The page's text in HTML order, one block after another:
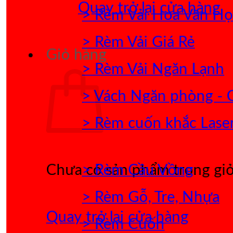
Quay trở lại cửa hàng
Giỏ hàng
Chưa có sản phẩm trong
Quay trở lại cửa hàng
> Rèm Vải Hoa Văn
> Rèm Vải Giá Rẻ
> Rèm Vải Ngăn Lạnh
> Vách Ngăn phòng -
> Rèm cuốn khắc
> Rèm Cầu Vồng
> Rèm Gỗ, Tre, Nhựa
> Rèm Cuốn